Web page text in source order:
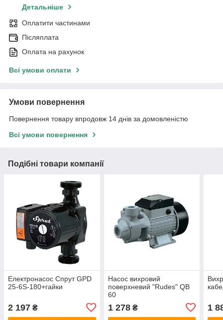
Детальніше
Оплатити частинами
Післяплата
Оплата на рахунок
Всі умови оплати
Умови повернення
Повернення товару впродовж 14 днів за домовленістю
Всі умови повернення
Подібні товари компанії
Електронасос Спрут GPD
25-6S-180+гайки
2 197 ₴
Насос вихровий
поверхневий "Rudes" QB
60
1 278₴ 1